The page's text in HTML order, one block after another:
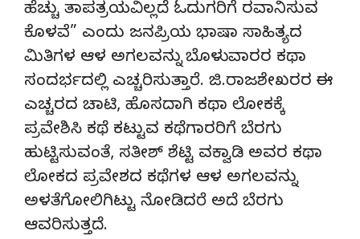
ಹೆಚ್ಚು ತಾಪತ್ರಯವಿಲ್ಲದೆ ಓದುಗರಿಗೆ ರವಾನಿಸುವ
ಕೊಳವೆ” ಎಂದು ಜನಪ್ರಿಯ ಭಾಷಾ ಸಾಹಿತ್ಯದ
ಮಿತಿಗಳ ಆಳ ಅಗಲವನ್ನು ಬೊಳುವಾರರ ಕಥಾ
ಸಂದರ್ಭದಲ್ಲಿ ಎಚ್ಚರಿಸುತ್ತಾರೆ. ಜಿ.ರಾಜಶೇಖರರ ಈ
ಎಚ್ಚರದ ಚಾಟಿ, ಹೊಸದಾಗಿ ಕಥಾ ಲೋಕಕ್ಕೆ
ಪ್ರವೇಶಿಸಿ ಕಥೆ ಕಟ್ಟುವ ಕಥೆಗಾರರಿಗೆ ಬೆರಗು
ಹುಟ್ಟಿಸುವಂತೆ, ಸತೀಶ್ ಶೆಟ್ಟಿ ವಕ್ವಾಡಿ ಅವರ ಕಥಾ
ಲೋಕದ ಪ್ರವೇಶದ ಕಥೆಗಳ ಆಳ ಅಗಲವನ್ನು
ಅಳತೆಗೋಲಿಗಿಟ್ಟು ನೋಡಿದರೆ ಅದೆ ಬೆರಗು
ಆವರಿಸುತ್ತದೆ.